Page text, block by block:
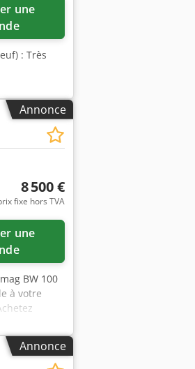
: Très
Annonce
8 500 €
fixe hors TVA
BW 100
à votre
frais
bon état.
Annonce